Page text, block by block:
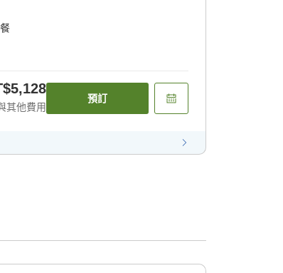
其他費用
預訂